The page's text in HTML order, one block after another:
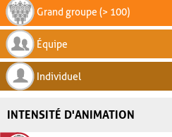
Grand groupe (> 100)
Équipe
Individuel
INTENSITÉ D'ANIMATION